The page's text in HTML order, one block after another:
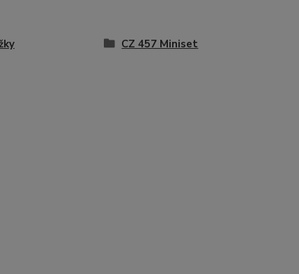
CZ 457 Miniset